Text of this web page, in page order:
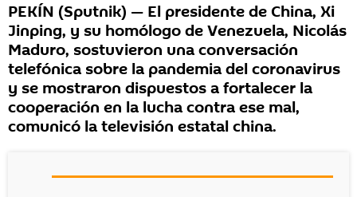
PEKÍN (Sputnik) — El presidente de China, Xi
Jinping, y su homólogo de Venezuela, Nicolás
Maduro, sostuvieron una conversación
telefónica sobre la pandemia del coronavirus
y se mostraron dispuestos a fortalecer la
cooperación en la lucha contra ese mal,
comunicó la televisión estatal china.